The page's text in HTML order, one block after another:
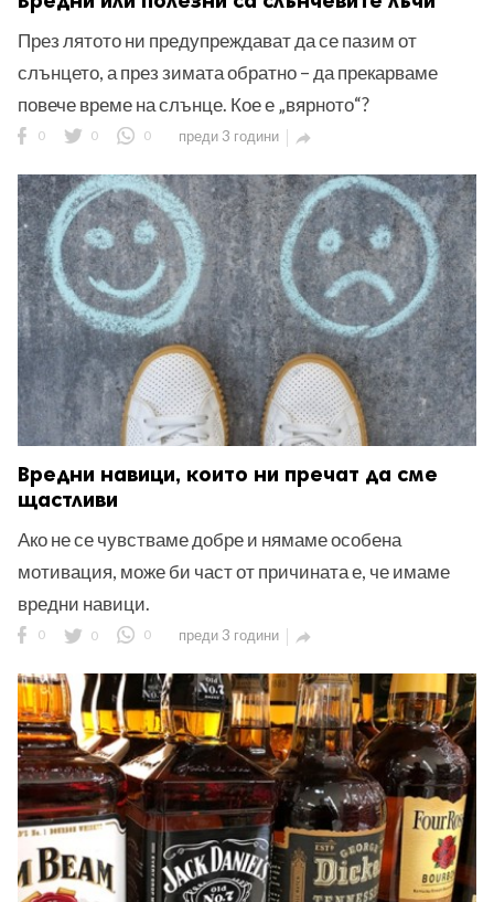
През лятото ни предупреждават да се пазим от
слънцето, а през зимата обратно – да прекарваме
повече време на слънце. Кое е „вярното“?
0 0 0 преди 3 години 
Вредни навици, които ни пречат да сме
щастливи
Ако не се чувстваме добре и нямаме особена
мотивация, може би част от причината е, че имаме
вредни навици.
0 0 0 преди 3 години 